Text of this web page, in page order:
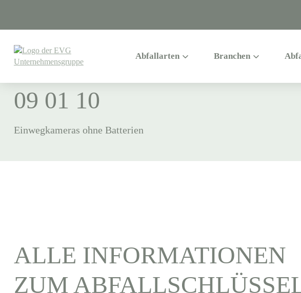
Abfallarten Branchen
ABFALLVERZEICHNIS 09>0901
09 01 10
Einwegkameras ohne Batterien
ALLE INFORMATIONEN
ZUM